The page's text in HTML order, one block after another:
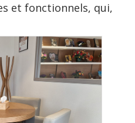
et fonctionnels, qui,